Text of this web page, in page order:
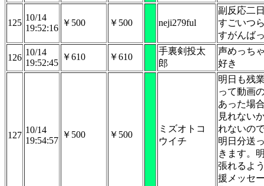
125
10/14
19:52:16
￥500 ￥500 neji279ful
副反応二
すごいつ
すがんば
126
10/14
19:52:45
￥610 ￥610
手裏剣投太
郎
声めっち
好き
127
10/14
19:54:57
￥500 ￥500
ミズオトコ
ウイチ
明日も残
って動画
あった場
見れない
れないの
明日分送
きます。
張れるよ
援メッセ